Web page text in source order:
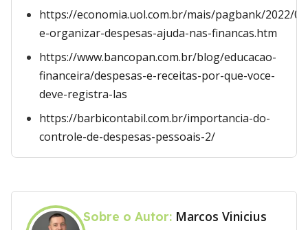
https://economia.uol.com.br/mais/pagbank/2022/
e-organizar-despesas-ajuda-nas-financas.htm
https://www.bancopan.com.br/blog/educacao-
financeira/despesas-e-receitas-por-que-voce-
deve-registra-las
https://barbicontabil.com.br/importancia-do-
controle-de-despesas-pessoais-2/
Sobre o Autor: Marcos Vinicius